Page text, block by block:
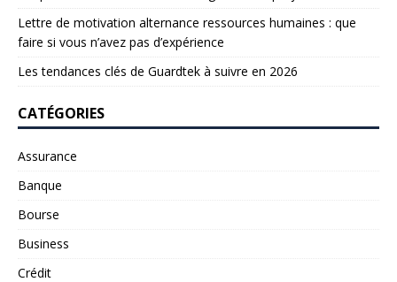
Lettre de motivation alternance ressources humaines : que
faire si vous n’avez pas d’expérience
Les tendances clés de Guardtek à suivre en 2026
CATÉGORIES
Assurance
Banque
Bourse
Business
Crédit